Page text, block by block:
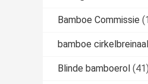
Bamboe Commissie
bamboe
Blinde bamboerol (41)